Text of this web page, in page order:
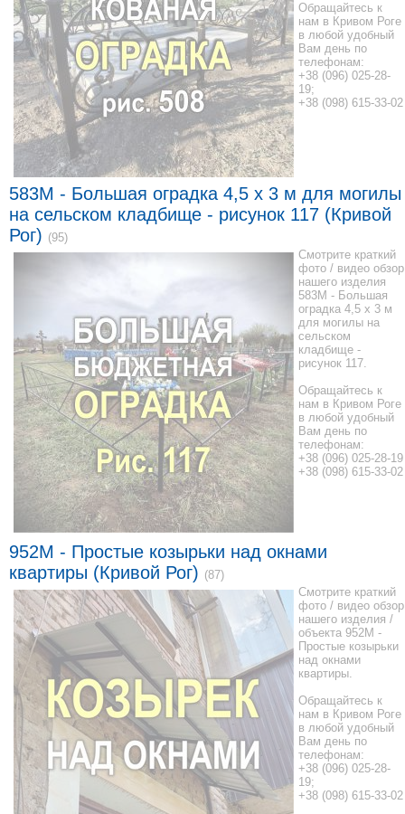
Обращайтесь к
нам в Кривом Роге
в любой удобный
Вам день по
телефонам:
+38 (096) 025-28-
19;
+38 (098) 615-33-02
583M - Большая оградка 4,5 x 3 м для могилы
на сельском кладбище - рисунок 117 (Кривой
Рог) (95)
Смотрите краткий
фото / видео обзор
нашего изделия
583M - Большая
оградка 4,5 x 3 м
для могилы на
сельском
кладбище -
рисунок 117.
Обращайтесь к
нам в Кривом Роге
в любой удобный
Вам день по
телефонам:
+38 (096) 025-28-19
+38 (098) 615-33-02
952М - Простые козырьки над окнами
квартиры (Кривой Рог) (87)
Смотрите краткий
фото / видео обзор
нашего изделия /
объекта 952М -
Простые козырьки
над окнами
квартиры.
Обращайтесь к
нам в Кривом Роге
в любой удобный
Вам день по
телефонам:
+38 (096) 025-28-
19;
+38 (098) 615-33-02